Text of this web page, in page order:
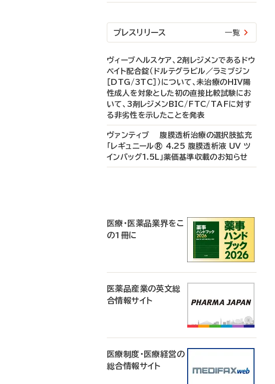
プレスリリース 一覧
ヴィーブヘルスケア、2剤レジメンであるドウ
ベイト配合錠（ドルテグラビル／ラミブジン
［DTG/3TC］）について、未治療のHIV陽
性成人を対象とした初の直接比較試験にお
いて、3剤レジメンBIC/FTC/TAFに対す
る非劣性を示したことを発表
ヴァンティブ 腹膜透析治療の選択肢拡充
「レギュニール® 4.25 腹膜透析液 UV ツ
インバッグ1.5L」薬価基準収載のお知らせ
医療・医薬品業界をこ
の1冊に
医薬品産業の英文総
合情報サイト
医療制度・医療経営の
総合情報サイト